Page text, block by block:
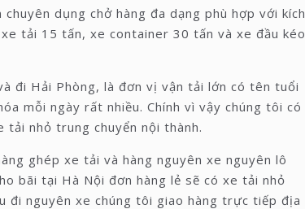
dụng chở hàng đa dạng phù hợp với kích
tải 15 tấn, xe container 30 tấn và xe đầu kéo
đi Hải Phòng, là đơn vị vận tải lớn có tên tuổi
mỗi ngày rất nhiều. Chính vì vậy chúng tôi có
nhỏ trung chuyển nội thành.
ghép xe tải và hàng nguyên xe nguyên lô
bãi tại Hà Nội đơn hàng lẻ sẽ có xe tải nhỏ
đi nguyên xe chúng tôi giao hàng trực tiếp địa